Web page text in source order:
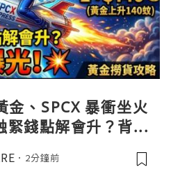
金、SPCX 暴衝坐火
緊錢點解會升？背後
貨攻略
2分鐘前